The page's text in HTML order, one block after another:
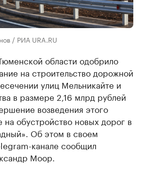
/ РИА URA.RU
области одобрило
на строительство дорожной
улиц Мельникайте и
в размере 2,16 млрд рублей
возведения этого
на обустройство новых дорог в
Об этом в своем
канале сообщил
Моор.